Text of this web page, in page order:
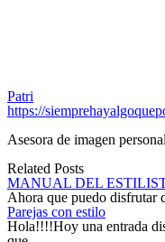
Patri
https://
Asesora de imagen
Related Posts
MANUAL DEL
Ahora que puedo disfrutar
Parejas con estilo
Hola!!!!Hoy una entrada